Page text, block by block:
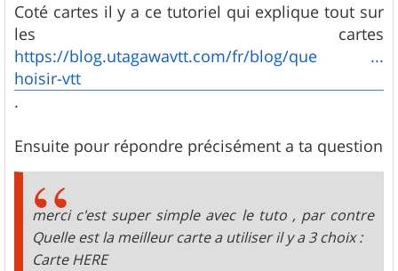
Coté cartes il y a ce tutoriel qui explique tout sur
les cartes
https://blog.utagawavtt.com/fr/blog/que ...
hoisir-vtt
.
Ensuite pour répondre précisément a ta question
merci c'est super simple avec le tuto , par contre
Quelle est la meilleur carte a utiliser il y a 3 choix :
Carte HERE